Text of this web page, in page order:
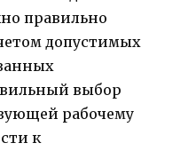
правильно
допустимых
выбор
рабочему
к